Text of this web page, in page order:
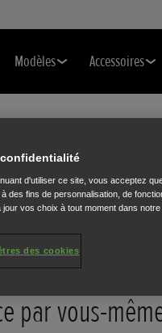
Modèles Accessoires
conduire une
peut-être
Venez en
par vous-
d'utiliser ce site, vous acceptez
des fins de personnalisation, de
jour vos choix à tout moment dans
des cookies